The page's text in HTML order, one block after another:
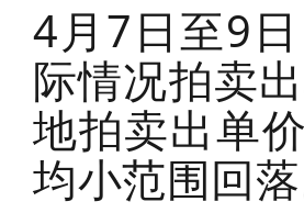
4月7日至9
际情况拍卖
地拍卖出单
均小范围回落